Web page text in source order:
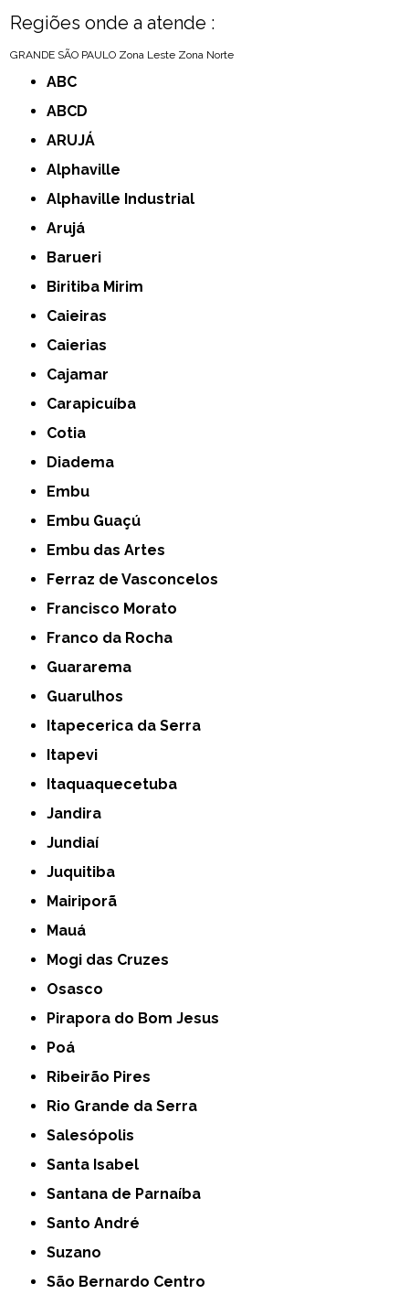
Regiões onde a atende :
GRANDE SÃO PAULO Zona Leste Zona Norte
ABC
ABCD
ARUJÁ
Alphaville
Alphaville Industrial
Arujá
Barueri
Biritiba Mirim
Caieiras
Caierias
Cajamar
Carapicuíba
Cotia
Diadema
Embu
Embu Guaçú
Embu das Artes
Ferraz de Vasconcelos
Francisco Morato
Franco da Rocha
Guararema
Guarulhos
Itapecerica da Serra
Itapevi
Itaquaquecetuba
Jandira
Jundiaí
Juquitiba
Mairiporã
Mauá
Mogi das Cruzes
Osasco
Pirapora do Bom Jesus
Poá
Ribeirão Pires
Rio Grande da Serra
Salesópolis
Santa Isabel
Santana de Parnaíba
Santo André
Suzano
São Bernardo Centro